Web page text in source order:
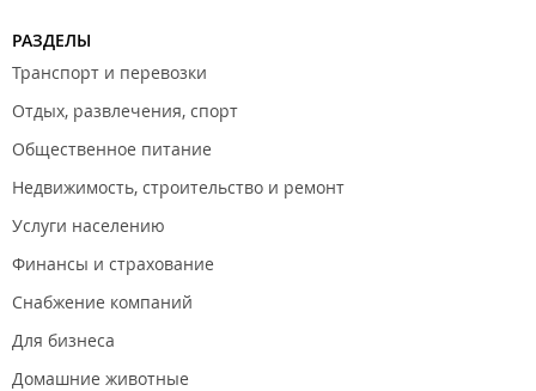
РАЗДЕЛЫ
Транспорт и перевозки
Отдых, развлечения, спорт
Общественное питание
Недвижимость, строительство и ремонт
Услуги населению
Финансы и страхование
Снабжение компаний
Для бизнеса
Домашние животные